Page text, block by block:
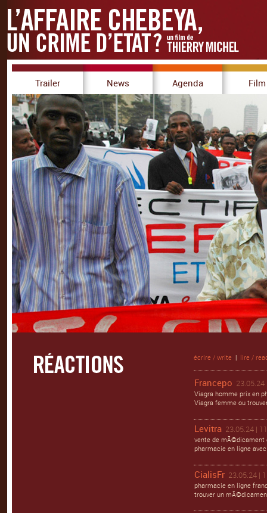
Trailer News Agenda Film
écrire / write | lire /
Francepo 23.05.24
Viagra homme prix en
Viagra femme ou
Levitra 23.05.24 |
vente de mÃ©dicament
pharmacie en ligne
CialisFr 23.05.24 |
pharmacie en ligne
trouver un